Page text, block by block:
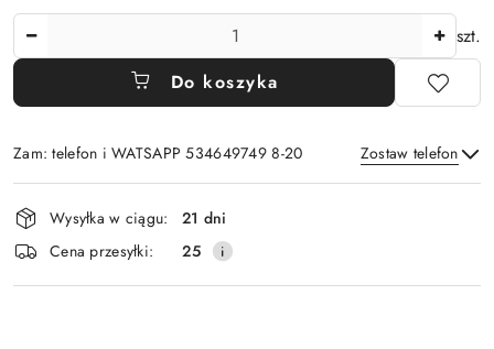
szt.
Do koszyka
Zam: telefon i WATSAPP 534649749 8-20 Zostaw telefon
Wyślij
Dostępność
i
dostawa
Wysyłka w ciągu:
21 dni
Cena przesyłki:
25